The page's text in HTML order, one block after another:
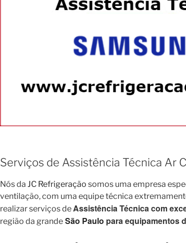
Serviços de Assistência Técnica Ar
Nós da JC Refrigeração somos uma empresa
ventilação, com uma equipe técnica
realizar serviços de Assistência Técnica com
região da grande São Paulo para equipamentos